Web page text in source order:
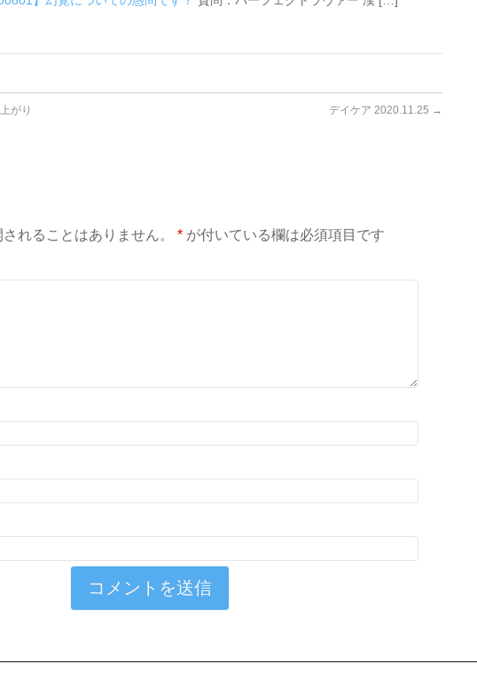
がり デイケア 2020.11.25 →
れることはありません。 * が付いている欄は必須項目です